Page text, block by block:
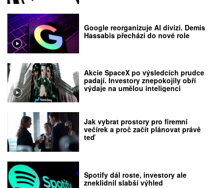
Google reorganizuje AI divizi. Demis
Hassabis přechází do nové role
Akcie SpaceX po výsledcích prudce
padají. Investory znepokojily obří
výdaje na umělou inteligenci
Jak vybrat prostory pro firemní
večírek a proč začít plánovat právě
teď
Spotify dál roste, investory ale
zneklidnil slabší výhled